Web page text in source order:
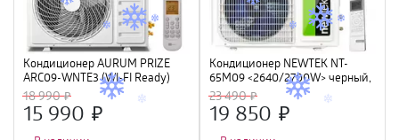
Кондиционер AURUM PRIZE
ARC09-WNTE3 (WI-FI Ready)
18 990
15 990
Кондиционер NEWTEK NT-
65M09 <2640/2700W> черный,
скрытый LED дисплей, Golden
Fin, компрессор GMCC
23 490
19 850